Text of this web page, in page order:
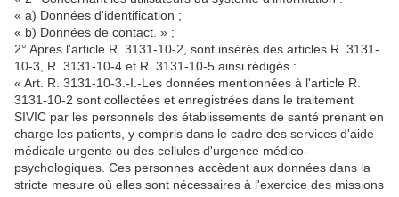
« a) Données d'identification ;
« b) Données de contact. » ;
2° Après l'article R. 3131-10-2, sont insérés des articles R. 3131-
10-3, R. 3131-10-4 et R. 3131-10-5 ainsi rédigés :
« Art. R. 3131-10-3.-I.-Les données mentionnées à l'article R.
3131-10-2 sont collectées et enregistrées dans le traitement
SIVIC par les personnels des établissements de santé prenant en
charge les patients, y compris dans le cadre des services d'aide
médicale urgente ou des cellules d'urgence médico-
psychologiques. Ces personnes accèdent aux données dans la
stricte mesure où elles sont nécessaires à l'exercice des missions